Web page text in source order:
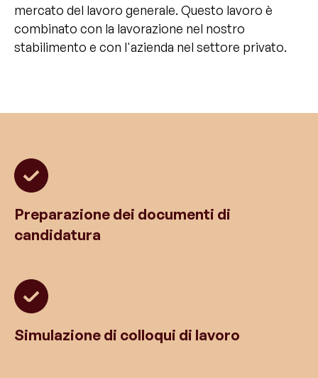
mercato del lavoro generale. Questo lavoro è
combinato con la lavorazione nel nostro
stabilimento e con l'azienda nel settore privato.
Preparazione dei documenti di
candidatura
Simulazione di colloqui di lavoro